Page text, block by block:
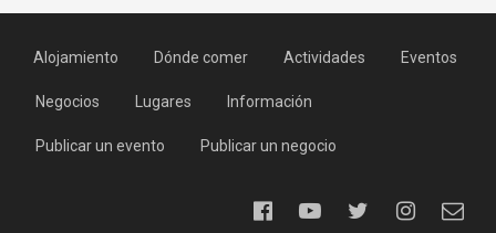
Alojamiento Dónde comer Actividades Eventos
Negocios Lugares Información
Publicar un evento Publicar un negocio